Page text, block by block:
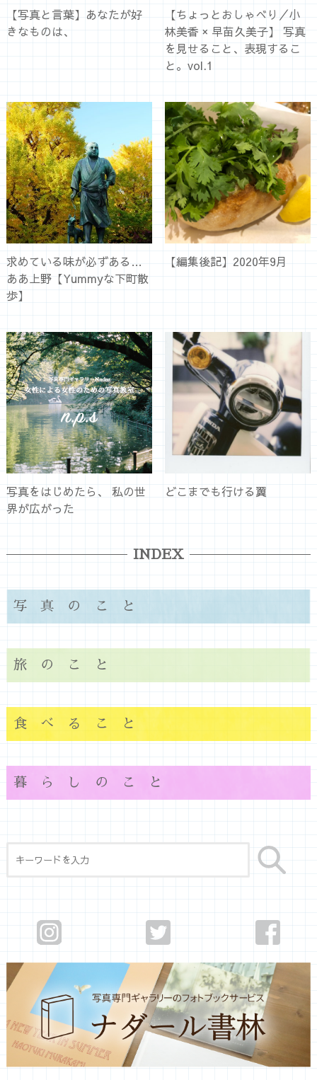
【写真と言葉】あなたが好
きなものは、
【ちょっとおしゃべり／小
林美香 × 早苗久美子】 写真
を見せること、表現するこ
と。vol.1
求めている味が必ずある…
ああ上野【Yummyな下町散
歩】
【編集後記】2020年9月
写真をはじめたら、 私の世
界が広がった
どこまでも行ける翼
INDEX
写真のこと
旅のこと
食べること
暮らしのこと